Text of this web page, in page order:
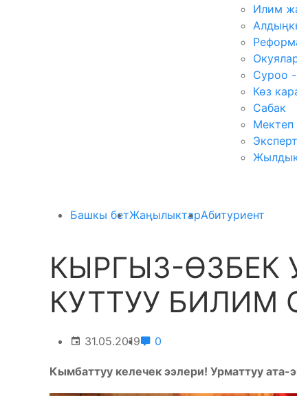
Илим
Суроо
Көз
Сабак
Мектеп
Башкы бетЖаңылыктарАбитуриент
КЫРГЫЗ-ӨЗБЕК
КУТТУУ БИЛИМ
31.05.2019 0
Кымбаттуу келечек ээлери! Урматтуу ата-